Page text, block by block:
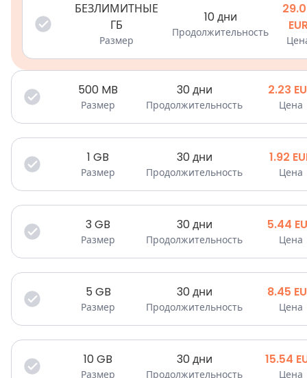
БЕЗЛИМИТНЫЕ
ГБ
Размер
10 дни
Продолжительность
500 MB
Размер
30 дни
Продолжительность
2.23
Цена
1 GB
Размер
30 дни
Продолжительность
1.92
Цена
3GB
Размер
30 дни
Продолжительность
5.44
Цена
5 GB
Размер
30 дни
Продолжительность
8.45
Цена
10GB
Размер
30 дни
Продолжительность
15.54
Цена